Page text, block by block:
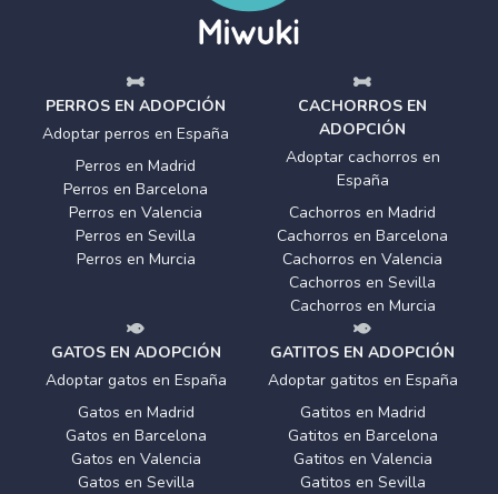
PERROS EN ADOPCIÓN
Adoptar perros en España
Perros en Madrid
Perros en Barcelona
Perros en Valencia
Perros en Sevilla
Perros en Murcia
CACHORROS EN
ADOPCIÓN
Adoptar cachorros en
España
Cachorros en Madrid
Cachorros en Barcelona
Cachorros en Valencia
Cachorros en Sevilla
Cachorros en Murcia
GATOS EN ADOPCIÓN
Adoptar gatos en España
Gatos en Madrid
Gatos en Barcelona
Gatos en Valencia
Gatos en Sevilla
GATITOS EN ADOPCIÓN
Adoptar gatitos en España
Gatitos en Madrid
Gatitos en Barcelona
Gatitos en Valencia
Gatitos en Sevilla